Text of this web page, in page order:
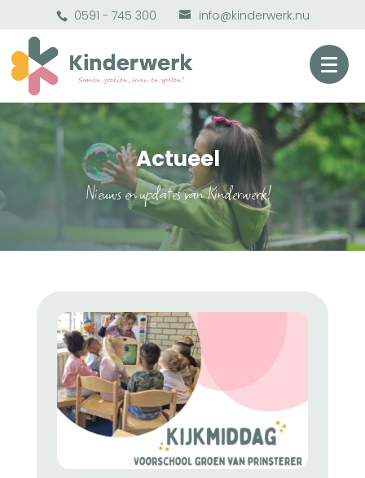
0591 - 745 300 info@kinderwerk.nu
Actueel
Nieuws en updates van Kinderwerk!